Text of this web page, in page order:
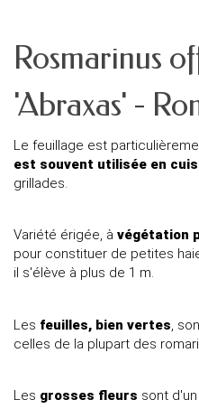
Rosmarinus
'Abraxas' -
Le feuillage est
est souvent utilisée en
grillades.
Variété érigée, à végétation
pour constituer de petites
il s'élève à plus de 1 m.
Les feuilles, bien vertes ,
celles de la plupart des
Les grosses fleurs sont